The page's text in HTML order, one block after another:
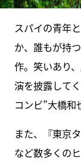
スパイの青年
か、誰もが持
作。笑いあり
演を披露して
コンビ”大橋和
また、『東京
など数多くの